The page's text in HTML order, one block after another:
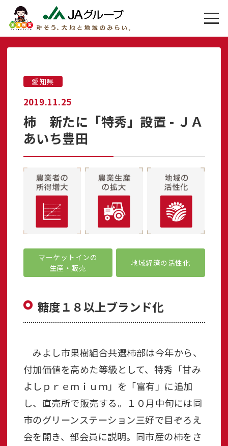
愛知県
2019.11.25
柿 新たに「特秀」設置 - ＪＡ
あいち豊田
マーケットインの
生産・販売
地域経済の活性化
糖度１８以上ブランド化
みよし市果樹組合共選柿部は今年から、
付加価値を高めた等級として、特秀「甘み
よしｐｒｅｍｉｕｍ」を「富有」に追加
し、直売所で販売する。１０月中旬には同
市のグリーンステーション三好で目ぞろえ
会を開き、部会員に説明。同市産の柿をさ